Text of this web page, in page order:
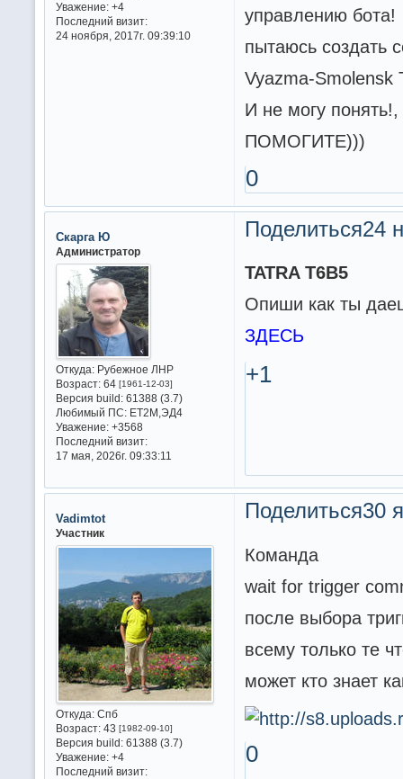
Уважение: +4
Последний визит:
24 ноября, 2017г. 09:39:10
управлению бота!
пытаюсь создать
Vyazma-Smolensk
И не могу
ПОМОГИТЕ)))
0
Поделиться24
Скарга Ю
Администратор
Откуда:Рубежное ЛНР
Возраст:64 [1961-12-03]
Версия build:61388 (3.7)
Любимый ПС:ET2M,ЭД4
Уважение: +3568
Последний визит:
17 мая, 2026г. 09:33:11
TATRA T6B5
Опиши как ты
ЗДЕСЬ
+1
Поделиться30
Vadimtot
Участник
Откуда:Спб
Возраст:43 [1982-09-10]
Версия build:61388 (3.7)
Уважение: +4
Последний визит:
Команда
wait for trigger
после выбора
всему только те
может кто знает
0